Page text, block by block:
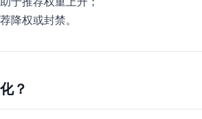
降权或封禁。
？